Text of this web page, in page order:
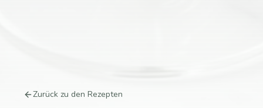
Zurück zu den Rezepten